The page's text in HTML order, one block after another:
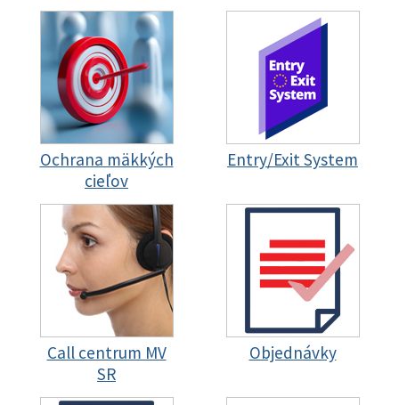
Ochrana mäkkých
cieľov
Entry/Exit System
Call centrum MV
SR
Objednávky